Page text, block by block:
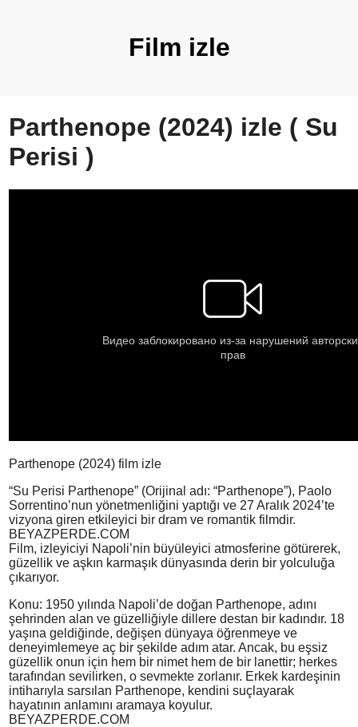
Film izle
Parthenope (2024) izle ( Su
Perisi )
Parthenope (2024) film izle
“Su Perisi Parthenope” (Orijinal adı: “Parthenope”), Paolo
Sorrentino’nun yönetmenliğini yaptığı ve 27 Aralık 2024’te
vizyona giren etkileyici bir dram ve romantik filmdir.
BEYAZPERDE.COM
Film, izleyiciyi Napoli’nin büyüleyici atmosferine götürerek,
güzellik ve aşkın karmaşık dünyasında derin bir yolculuğa
çıkarıyor.
Konu: 1950 yılında Napoli’de doğan Parthenope, adını
şehrinden alan ve güzelliğiyle dillere destan bir kadındır. 18
yaşına geldiğinde, değişen dünyaya öğrenmeye ve
deneyimlemeye aç bir şekilde adım atar. Ancak, bu eşsiz
güzellik onun için hem bir nimet hem de bir lanettir; herkes
tarafından sevilirken, o sevmekte zorlanır. Erkek kardeşinin
intiharıyla sarsılan Parthenope, kendini suçlayarak
hayatının anlamını aramaya koyulur.
BEYAZPERDE.COM